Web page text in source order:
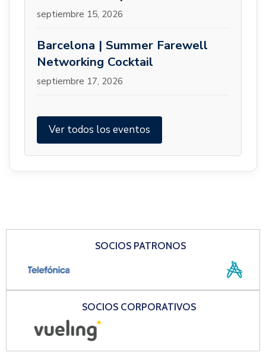
septiembre 15, 2026
Barcelona | Summer Farewell
Networking Cocktail
septiembre 17, 2026
Ver todos los eventos
SOCIOS PATRONOS
SOCIOS CORPORATIVOS